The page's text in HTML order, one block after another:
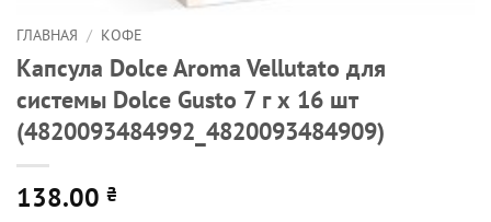
ГЛАВНАЯ / КОФЕ
Капсула Dolce Aroma Vellutato для
системы Dolce Gusto 7 г х 16 шт
(4820093484992_4820093484909)
138.00 ₴